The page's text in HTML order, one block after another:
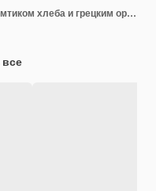
Желтый швейцарский сыр с ломтиком хлеба и грецким орехом на деревянной поверхности